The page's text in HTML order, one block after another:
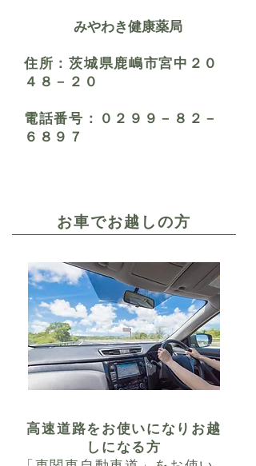
みやわき健康薬局
住所：茨城県鹿嶋市宮中２０
４８－２０
​電話番号：０２９９－８２－
６８９７
お車でお越しの方
高速道路をお使いになりお越
しになる方